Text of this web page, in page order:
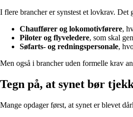
I flere brancher er synstest et lovkrav. Det
Chauffører og lokomotivførere,
Piloter og flyveledere, som skal
Søfarts- og redningspersonale,
Men også i brancher uden formelle krav
Tegn på, at synet bør
Mange opdager først, at synet er blevet